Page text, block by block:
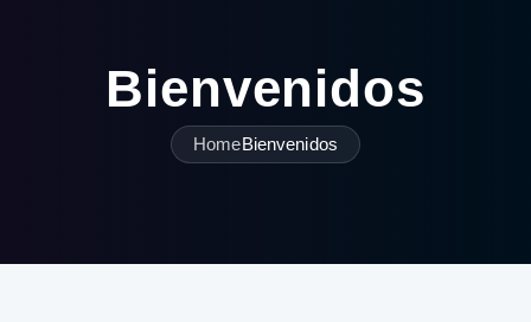
Bienvenidos
HomeBienvenidos